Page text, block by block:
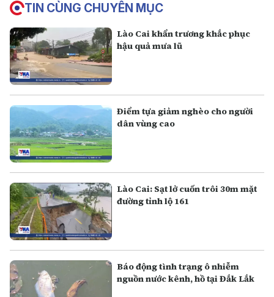
TIN CÙNG CHUYÊN MỤC
Lào Cai khẩn trương khắc phục
hậu quả mưa lũ
Điểm tựa giảm nghèo cho người
dân vùng cao
Lào Cai: Sạt lở cuốn trôi 30m mặt
đường tỉnh lộ 161
Báo động tình trạng ô nhiễm
nguồn nước kênh, hồ tại Đắk Lắk